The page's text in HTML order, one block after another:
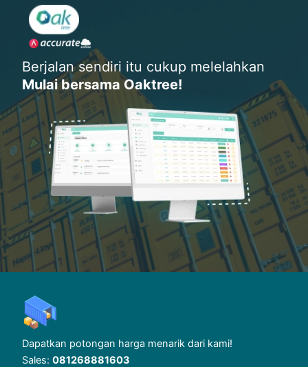
Berjalan sendiri itu cukup melelahkan
Mulai bersama Oaktree!
Dapatkan potongan harga menarik dari kami!
Sales: 081268881603